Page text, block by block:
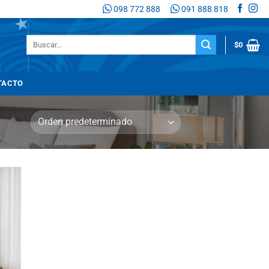
098 772 888 091 888 818
$0